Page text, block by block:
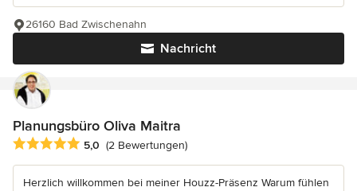
Nachricht
26160 Bad Zwischenahn
Planungsbüro Oliva Maitra
Durchschnittliche Bewertung: 5 von 5 Sternen
5,0 (2 Bewertungen)
Herzlich willkommen bei meiner Houzz-Präsenz Warum fühlen